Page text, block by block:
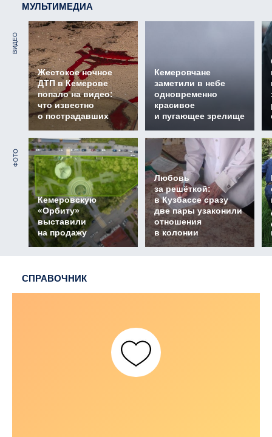
МУЛЬТИМЕДИА
ВИДЕО
Жестокое ночное
ДТП в Кемерове
попало на видео:
что известно
о пострадавших
Кемеровчане
заметили в небе
одновременно
красивое
и пугающее зрелище
ФОТО
Кемеровскую
«Орбиту»
выставили
на продажу
Любовь
за решёткой:
в Кузбассе сразу
две пары узаконили
отношения
в колонии
СПРАВОЧНИК